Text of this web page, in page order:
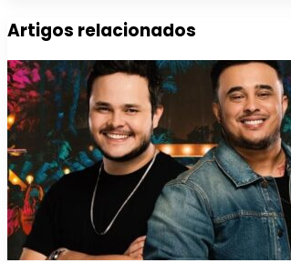
Artigos relacionados